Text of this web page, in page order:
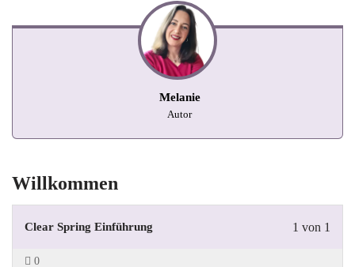
Melanie
Autor
Willkommen
1 von 1
Clear Spring Einführung
0